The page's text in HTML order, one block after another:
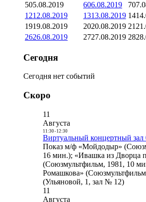
505.08.2019 606.08.2019 7
1212.08.2019 1313.08.2019 14
1919.08.2019 2020.08.2019 21
2626.08.2019 2727.08.2019 28
Сегодня
Сегодня нет событий
Скоро
11
Августа
11:30- 12:30
Виртуальный концертный зал
Показ м/ф «Мойдодыр»
16 мин.); «Ивашка из Дворца
(Союзмультфильм, 1981, 10
Ромашкова»
(Ульяновой, 1, зал № 12)
11
Августа